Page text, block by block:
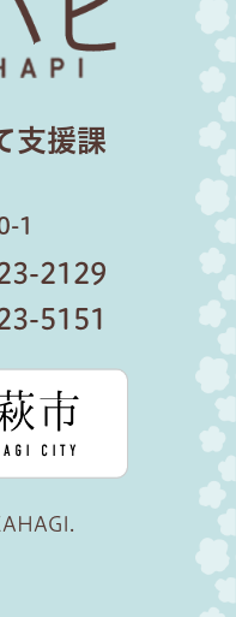
支援課
1
2129
5151
高萩市